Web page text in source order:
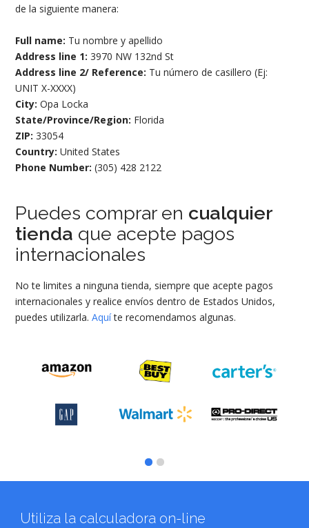
de la siguiente manera:
Full name: Tu nombre y apellido
Address line 1: 3970 NW 132nd St
Address line 2/ Reference: Tu número de casillero (Ej:
UNIT X-XXXX)
City: Opa Locka
State/Province/Region: Florida
ZIP: 33054
Country: United States
Phone Number: (305) 428 2122
Puedes comprar en cualquier
tienda que acepte pagos
internacionales
No te limites a ninguna tienda, siempre que acepte pagos
internacionales y realice envíos dentro de Estados Unidos,
puedes utilizarla.Aquíte recomendamos algunas.
Utiliza la calculadora on-line